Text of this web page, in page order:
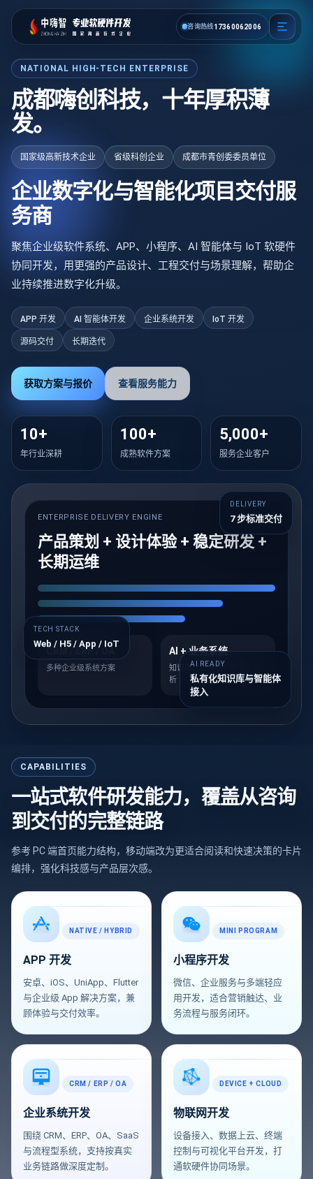
成都嗨创科技企业级软件开发
咨询热线 1 7360062006
NATIONAL HIGH-TECH ENTERPRISE
成都嗨创科技，十年厚积薄
发。
国家级高新技术企业 省级科创企业 成都市青创委委员单位
企业数字化与智能化项目交付服
务商
聚焦企业级软件系统、APP、小程序、AI 智能体与 IoT 软硬件
协同开发，用更强的产品设计、工程交付与场景理解，帮助企
业持续推进数字化升级。
APP 开发 AI 智能体开发 企业系统开发 IoT 开发
源码交付 长期迭代
获取方案与报价 查看服务能力
10+
年行业深耕
100+
成熟软件方案
5,000+
服务企业客户
ENTERPRISE DELIVERY ENGINE RUNNING
产品策划 + 设计体验 + 稳定研发 +
长期运维
CRM / ERP / OA
多种企业级系统方案
AI + 业务系统
知识库、工作流、客服、分
析
DELIVERY
7 步标准交付
TECH STACK
Web / H5 / App / IoT
AI READY
私有化知识库与智能体
接入
CAPABILITIES
一站式软件研发能力，覆盖从咨询
到交付的完整链路
参考 PC 端首页能力结构，移动端改为更适合阅读和快速决策的卡片
编排，强化科技感与产品层次感。
NATIVE / HYBRID
APP 开发
安卓、iOS、UniApp、Flutter
与企业级 App 解决方案，兼
顾体验与交付效率。
MINI PROGRAM
小程序开发
微信、企业服务与多端轻应
用开发，适合营销触达、业
务流程与服务闭环。
CRM / ERP / OA
企业系统开发
围绕 CRM、ERP、OA、SaaS
与流程型系统，支持按真实
业务链路做深度定制。
DEVICE + CLOUD
物联网开发
设备接入、数据上云、终端
控制与可视化平台开发，打
通软硬件协同场景。